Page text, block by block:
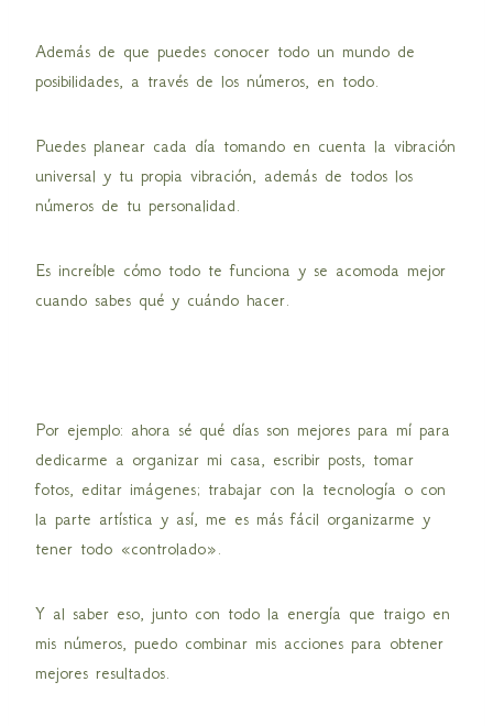
Además de que puedes conocer todo un mundo de
posibilidades, a través de los números, en todo.
Puedes planear cada día tomando en cuenta la vibración
universal y tu propia vibración, además de todos los
números de tu personalidad.
Es increíble cómo todo te funciona y se acomoda mejor
cuando sabes qué y cuándo hacer.
Por ejemplo: ahora sé qué días son mejores para mí para
dedicarme a organizar mi casa, escribir posts, tomar
fotos, editar imágenes; trabajar con la tecnología o con
la parte artística y así, me es más fácil organizarme y
tener todo «controlado».
Y al saber eso, junto con todo la energía que traigo en
mis números, puedo combinar mis acciones para obtener
mejores resultados.